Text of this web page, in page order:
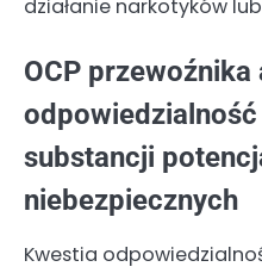
działanie narkotyków
OCP przewoźnika
substancji
niebezpiecznych
Kwestia